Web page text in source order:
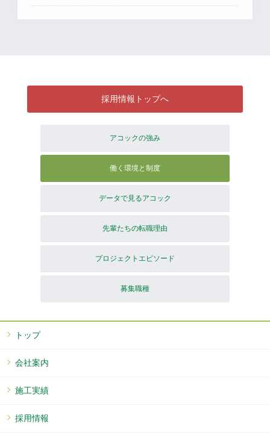
採用情報トップへ
アコックの強み
働く環境と制度
データで見るアコック
先輩たちの転職理由
プロジェクトエピソード
募集職種
トップ
会社案内
施工実績
採用情報